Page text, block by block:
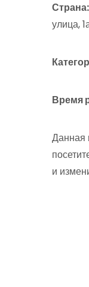
Страна:
улица,
Время
Данная
и